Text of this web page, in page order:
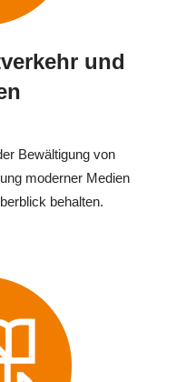
und
Bewältigung von
moderner Medien
behalten.